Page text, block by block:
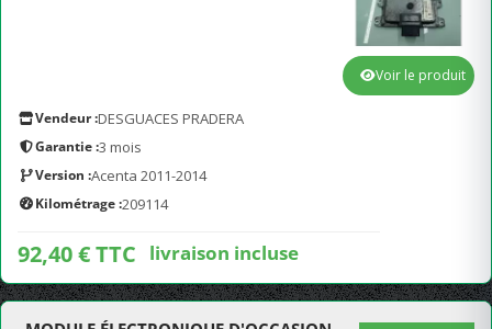
Vendeur :DESGUACES PRADERA
Garantie :3 mois
Version :Acenta 2011-2014
Kilométrage :209114
92,40 € TTC livraison incluse
Voir le produit